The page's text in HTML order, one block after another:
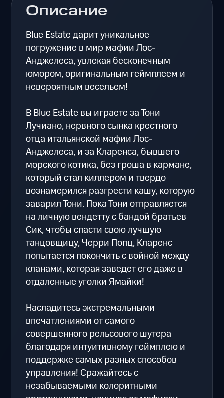
Описание
Blue Estate дарит уникальное
погружение в мир мафии Лос-
Анджелеса, увлекая бесконечным
юмором, оригинальным геймплеем и
невероятным весельем!
В Blue Estate вы играете за Тони
Лучиано, нервного сынка крестного
отца итальянской мафии Лос-
Анджелеса, и за Кларенса, бывшего
морского котика, без гроша в кармане,
который стал киллером и твердо
вознамерился разгрести кашу, которую
заварил Тони. Пока Тони отправляется
на личную вендетту с бандой братьев
Сик, чтобы спасти свою лучшую
танцовщицу, Черри Попц, Кларенс
попытается покончить с войной между
кланами, которая заведет его даже в
отдаленные уголки Ямайки!
Насладитесь экстремальными
впечатлениями от самого
совершенного рельсового шутера
благодаря интуитивному геймплею и
поддержке самых разных способов
управления! Сражайтесь с
незабываемыми колоритными